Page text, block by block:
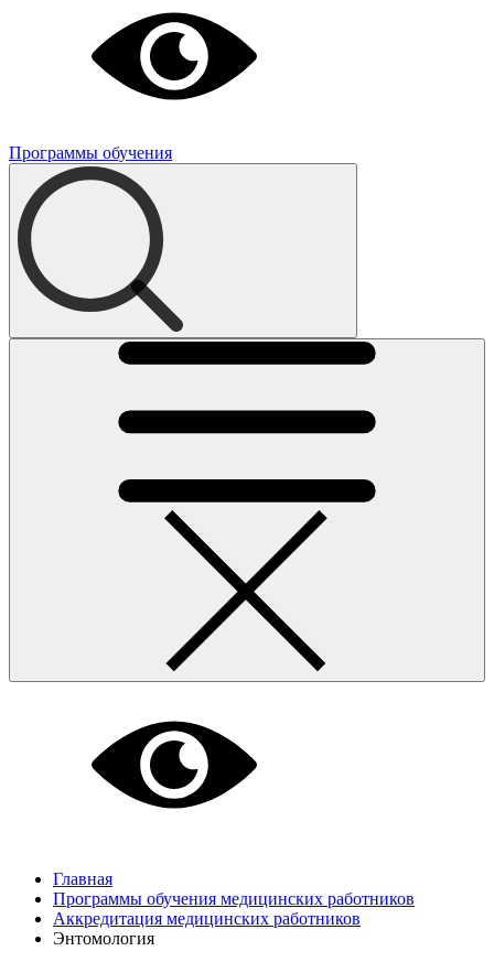
Программы обучения
Главная
Программы обучения медицинских работников
Аккредитация медицинских работников
Энтомология